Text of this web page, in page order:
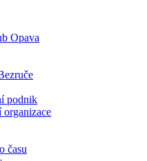
Opava
podnik
času